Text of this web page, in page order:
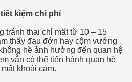
kiệm chi phí
tránh thai chỉ mất từ 10 – 15
thấy đau đớn hay cộm vướng
hề ảnh hưởng đến quan hệ
vẫn có thể tiến hành quan hệ
khoái cảm.